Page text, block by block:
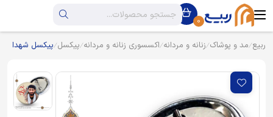
0
ربیع مد و پوشاک زنانه و مردانه اکسسوری زنانه و مردانه پیکسل پیکسل شهدا